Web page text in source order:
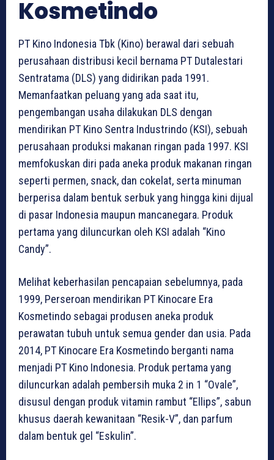
Kosmetindo
PT Kino Indonesia Tbk (Kino) berawal dari sebuah
perusahaan distribusi kecil bernama PT Dutalestari
Sentratama (DLS) yang didirikan pada 1991.
Memanfaatkan peluang yang ada saat itu,
pengembangan usaha dilakukan DLS dengan
mendirikan PT Kino Sentra Industrindo (KSI), sebuah
perusahaan produksi makanan ringan pada 1997. KSI
memfokuskan diri pada aneka produk makanan ringan
seperti permen, snack, dan cokelat, serta minuman
berperisa dalam bentuk serbuk yang hingga kini dijual
di pasar Indonesia maupun mancanegara. Produk
pertama yang diluncurkan oleh KSI adalah “Kino
Candy”.
Melihat keberhasilan pencapaian sebelumnya, pada
1999, Perseroan mendirikan PT Kinocare Era
Kosmetindo sebagai produsen aneka produk
perawatan tubuh untuk semua gender dan usia. Pada
2014, PT Kinocare Era Kosmetindo berganti nama
menjadi PT Kino Indonesia. Produk pertama yang
diluncurkan adalah pembersih muka 2 in 1 “Ovale”,
disusul dengan produk vitamin rambut “Ellips”, sabun
khusus daerah kewanitaan “Resik-V”, dan parfum
dalam bentuk gel “Eskulin”.